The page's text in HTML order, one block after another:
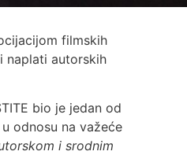
filmskih
naplati autorskih
bio je jedan od
odnosu na važeće
i srodnim